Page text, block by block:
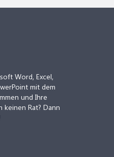
Word, Excel,
mit dem
und Ihre
keinen Rat? Dann